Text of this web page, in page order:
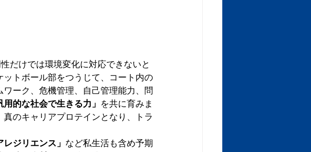
だけでは環境変化に対応できないと
トボール部をつうじて、コート内の
ーク、危機管理、自己管理能力、問
用的な社会で生きる力」
を共に育みま
のキャリアプロテインとなり、トラ
レジリエンス」 など私生活も含め予期